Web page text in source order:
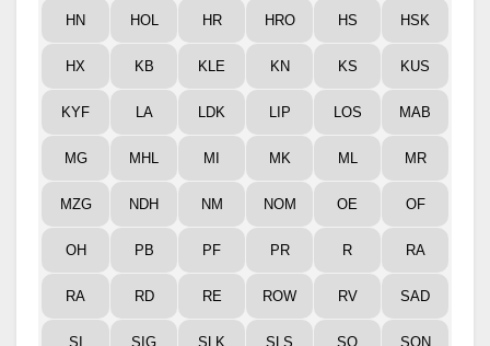
HN HOL HR HRO HS HSK
HX KB KLE KN KS KUS
KYF LA LDK LIP LOS MAB
MG MHL MI MK ML MR
MZG NDH NM NOM OE OF
OH PB PF PR R RA
RA RD RE ROW RV SAD
SI SIG SLK SLS SO SON